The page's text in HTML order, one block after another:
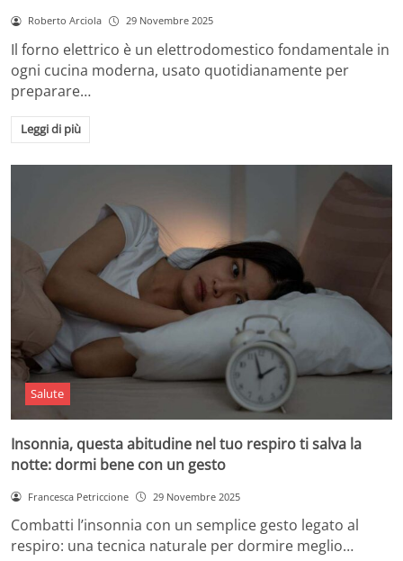
Roberto Arciola 29 Novembre 2025
Il forno elettrico è un elettrodomestico fondamentale in
ogni cucina moderna, usato quotidianamente per
preparare…
Leggi di più
Salute
Insonnia, questa abitudine nel tuo respiro ti salva la
notte: dormi bene con un gesto
Francesca Petriccione 29 Novembre 2025
Combatti l’insonnia con un semplice gesto legato al
respiro: una tecnica naturale per dormire meglio…